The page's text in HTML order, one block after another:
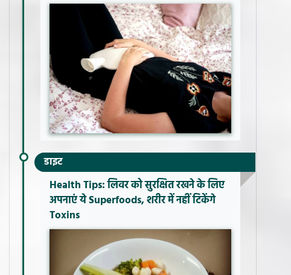
डाइट
Health Tips: लिवर को सुरक्षित रखने के लिए
अपनाएं ये Superfoods, शरीर में नहीं टिकेंगे
Toxins